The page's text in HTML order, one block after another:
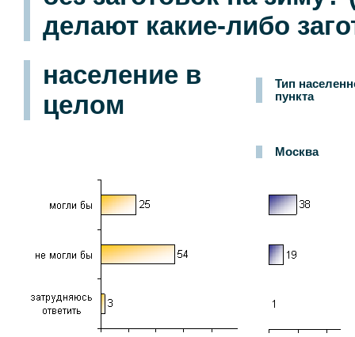
делают какие-либо
население в
целом
Тип
пункта
Москва